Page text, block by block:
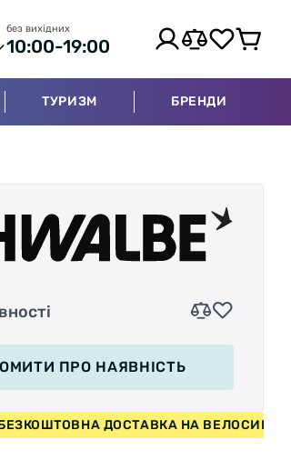
без вихідних
10:00-19:00
ТУРИЗМ БРЕНДИ
ПРО НАЯВНІСТЬ
• БЕЗКОШТОВНА ДОСТАВКА НА